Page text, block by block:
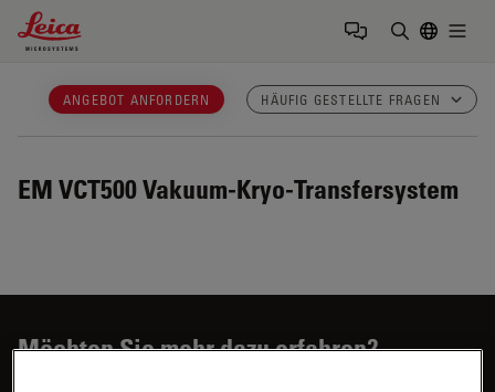
Leica Microsystems Logo
ANGEBOT ANFORDERN HÄUFIG GESTELLTE FRAGEN
EM VCT500Vakuum-Kryo-Transfersystem
Möchten Sie mehr dazu erfahren?